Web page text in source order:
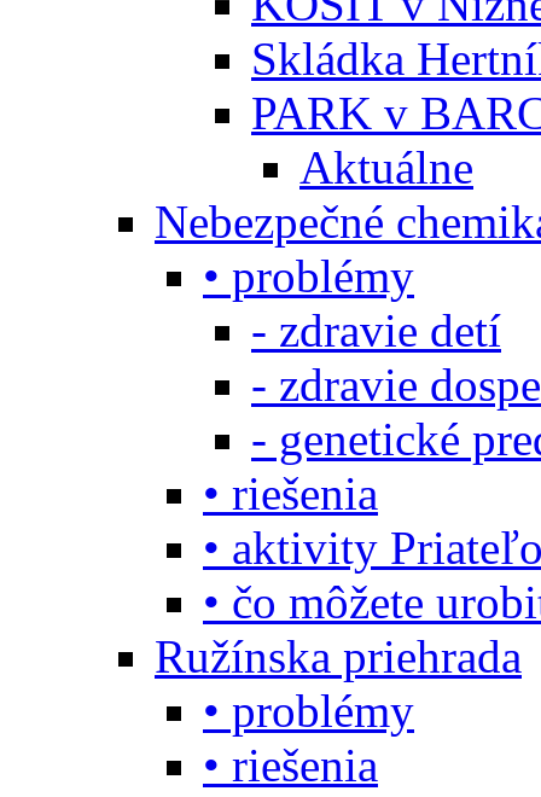
Skládka
PARK v
Aktuálne
Nebezpečné
• problémy
- zdravie detí
- zdravie
- genetické
• riešenia
• aktivity
• čo môžete
Ružínska priehrada
• problémy
• riešenia